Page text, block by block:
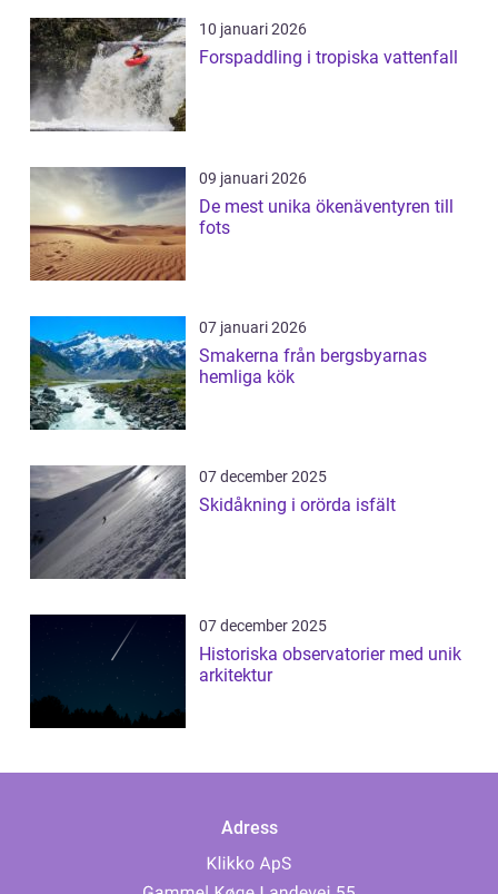
10 januari 2026
Forspaddling i tropiska vattenfall
09 januari 2026
De mest unika ökenäventyren till
fots
07 januari 2026
Smakerna från bergsbyarnas
hemliga kök
07 december 2025
Skidåkning i orörda isfält
07 december 2025
Historiska observatorier med unik
arkitektur
Adress